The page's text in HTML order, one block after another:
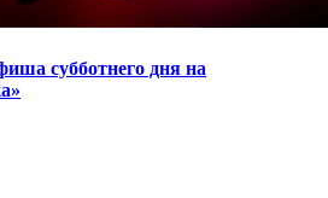
субботнего дня на